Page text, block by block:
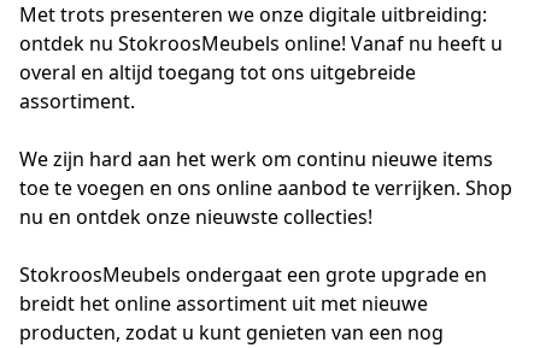
Met trots presenteren we onze digitale uitbreiding:
ontdek nu StokroosMeubels online! Vanaf nu heeft u
overal en altijd toegang tot ons uitgebreide
assortiment.
We zijn hard aan het werk om continu nieuwe items
toe te voegen en ons online aanbod te verrijken. Shop
nu en ontdek onze nieuwste collecties!
StokroosMeubels ondergaat een grote upgrade en
breidt het online assortiment uit met nieuwe
producten, zodat u kunt genieten van een nog